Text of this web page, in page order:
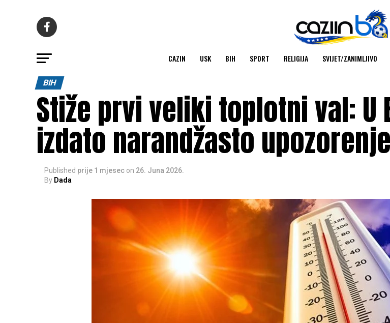
CAZIN USK BIH SPORT RELIGIJA SVIJET/ZANIMLJIVO
BIH
Stiže prvi veliki toplotni val: U
izdato narandžasto upozorenje
Published prije 1 mjesec on 26. Juna 2026.
By Dada